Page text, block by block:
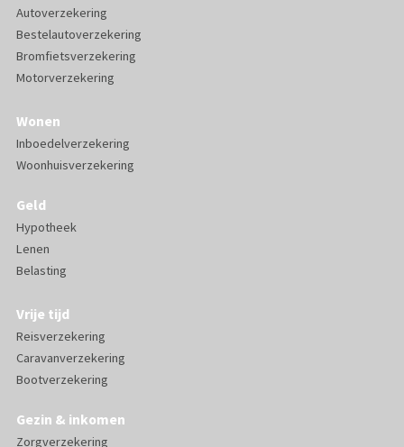
Autoverzekering
Bestelautoverzekering
Bromfietsverzekering
Motorverzekering
Wonen
Inboedelverzekering
Woonhuisverzekering
Geld
Hypotheek
Lenen
Belasting
Vrije tijd
Reisverzekering
Caravanverzekering
Bootverzekering
Gezin & inkomen
Zorgverzekering